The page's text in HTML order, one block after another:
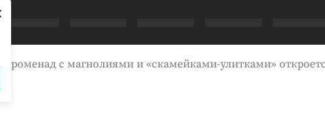
променад с магнолиями и «скамейками-улитками»